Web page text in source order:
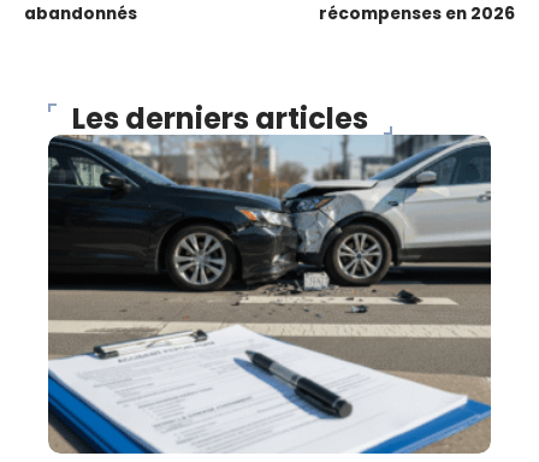
abandonnés
récompenses en 2026
Les derniers articles